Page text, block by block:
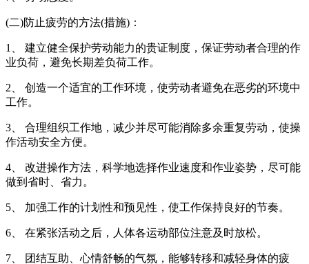
(二)防止疲劳的方法(措施)：
1、 建立健全保护劳动能力的贵证制度，保证劳动者合理的作
业负荷，避免长期差负荷工作。
2、 创造一个适宜的工作环境，使劳动者避免在恶劣的环境中
工作。
3、 合理组织工作地，减少并尽可能消除多余重复劳动，使操
作活动安全方便。
4、 改进操作方法，科学地选择作业速度和作业姿势，尽可能
做到省时、省力。
5、 加强工作的计划性和预见性，使工作保持良好的节奏。
6、 在紧张活动之后，人体各运动部位注意及时放松。
7、 团结互助、心情舒畅的气氛，能够转移和减轻身体的疲